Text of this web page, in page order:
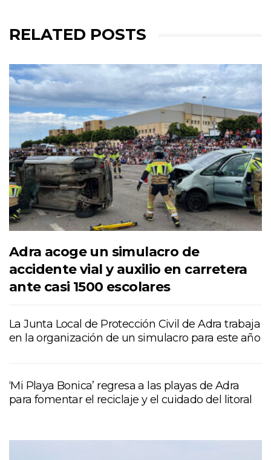
RELATED POSTS
Adra acoge un simulacro de
accidente vial y auxilio en carretera
ante casi 1500 escolares
La Junta Local de Protección Civil de Adra trabaja
en la organización de un simulacro para este año
‘Mi Playa Bonica’ regresa a las playas de Adra
para fomentar el reciclaje y el cuidado del litoral